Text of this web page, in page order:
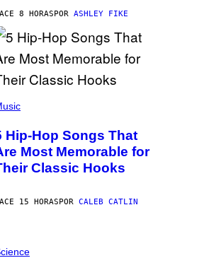
8 HORASPOR ASHLEY FIKE
Hip-Hop Songs That
Most Memorable for
Classic Hooks
15 HORASPOR CALEB CATLIN